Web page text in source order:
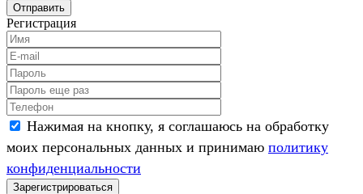
Отправить
Регистрация
Нажимая на кнопку, я соглашаюсь на обработку
моих персональных данных и принимаю политику
конфиденциальности
Зарегистрироваться